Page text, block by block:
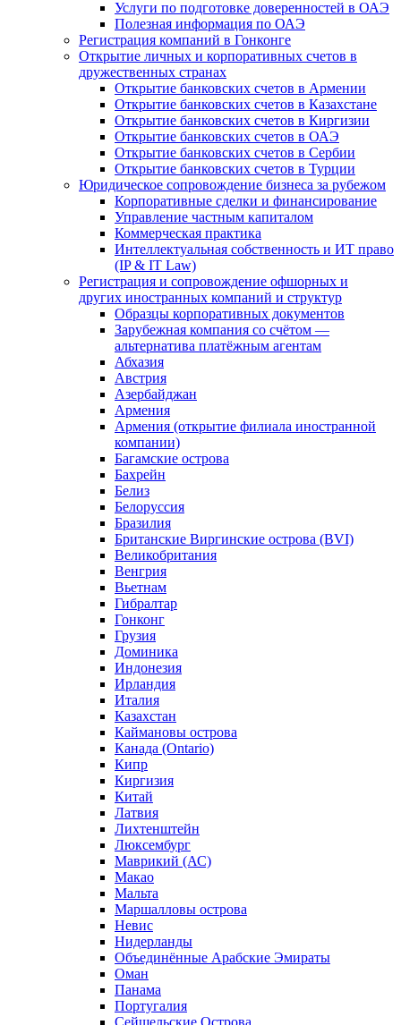
Услуги по подготовке доверенностей в ОАЭ
Полезная информация по ОАЭ
Регистрация компаний в Гонконге
Открытие личных и корпоративных счетов в
дружественных странах
Открытие банковских счетов в Армении
Открытие банковских счетов в Казахстане
Открытие банковских счетов в Киргизии
Открытие банковских счетов в ОАЭ
Открытие банковских счетов в Сербии
Открытие банковских счетов в Турции
Юридическое сопровождение бизнеса за рубежом
Корпоративные сделки и финансирование
Управление частным капиталом
Коммерческая практика
Интеллектуальная собственность и ИТ право
(IP & IT Law)
Регистрация и сопровождение офшорных и
других иностранных компаний и структур
Образцы корпоративных документов
Зарубежная компания со счётом —
альтернатива платёжным агентам
Абхазия
Австрия
Азербайджан
Армения
Армения (открытие филиала иностранной
компании)
Багамские острова
Бахрейн
Белиз
Белоруссия
Бразилия
Британские Виргинские острова (BVI)
Великобритания
Венгрия
Вьетнам
Гибралтар
Гонконг
Грузия
Доминика
Индонезия
Ирландия
Италия
Казахстан
Каймановы острова
Канада (Ontario)
Кипр
Киргизия
Китай
Латвия
Лихтенштейн
Люксембург
Маврикий (АС)
Макао
Мальта
Маршалловы острова
Нeвис
Нидерланды
Объединённые Арабские Эмираты
Оман
Панама
Португалия
Сейшельские Острова